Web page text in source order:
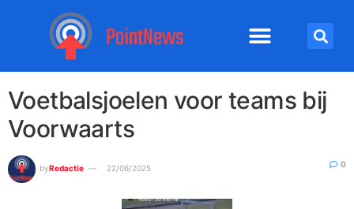
Voetbalsjoelen voor teams bij
Voorwaarts
byRedactie 22/06/2025 0